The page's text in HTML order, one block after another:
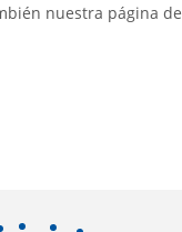
nuestra página de